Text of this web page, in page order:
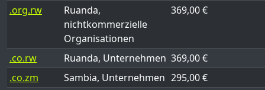
.org.rw
Ruanda,
nichtkommerzielle
Organisationen
369,00 €
.co.rw Ruanda, Unternehmen 369,00 €
.co.zm
Sambia, Unternehmen 295,00 €